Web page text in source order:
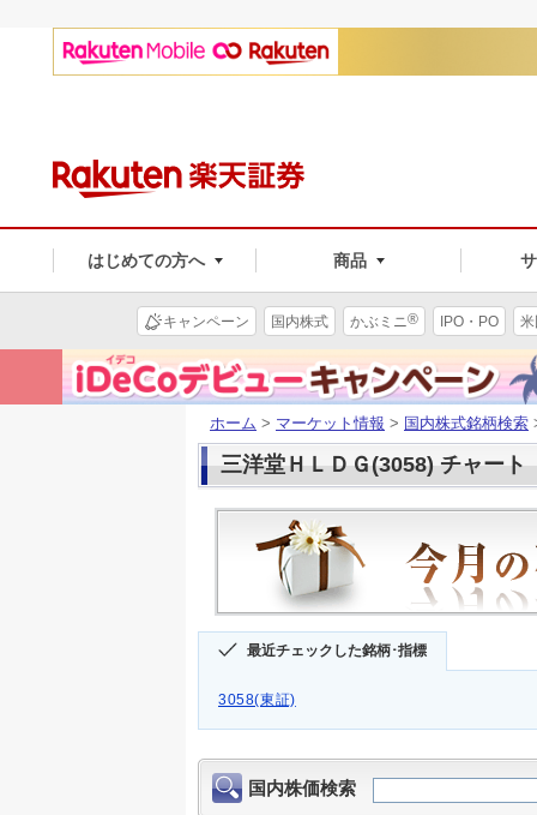
はじめての方へ 商品
キャンペーン 国内株式 かぶミニ® IPO・PO
ホーム > マーケット情報 > 国内株式銘柄検索
三洋堂ＨＬＤＧ(3058) チャート
最近チェックした銘柄･指標
3058(東証)